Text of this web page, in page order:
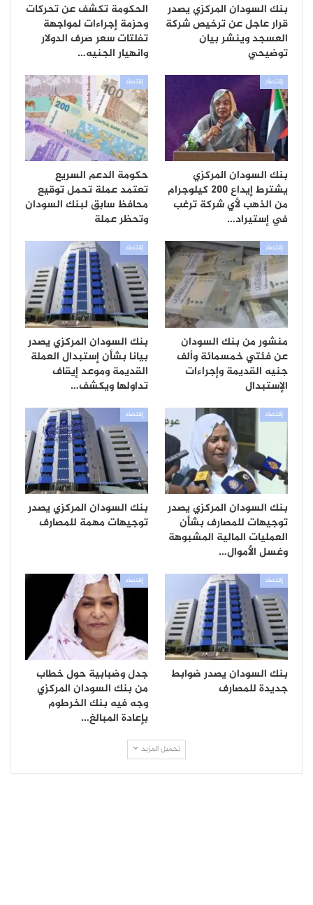
بنك السودان المركزي يصدر
قرار عاجل عن ترخيص شركة
العسجد وينشر بيان
توضيحي
الحكومة تكشف عن تحركات
وحزمة إجراءات لمواجهة
تفلتات سعر صرف الدولار
وانهيار الجنيه…
إقتصاد
بنك السودان المركزي
يشترط إيداع 200 كيلوجرام
من الذهب لأي شركة ترغب
في إستيراد…
إقتصاد
حكومة الدعم السريع
تعتمد عملة تحمل توقيع
محافظ سابق لبنك السودان
وتحظر عملة
إقتصاد
منشور من بنك السودان
عن فئتي خمسمائة وألف
جنيه القديمة وإجراءات
الإستبدال
إقتصاد
بنك السودان المركزي يصدر
بيانا بشأن إستبدال العملة
القديمة وموعد إيقاف
تداولها ويكشف…
إقتصاد
بنك السودان المركزي يصدر
توجيهات للمصارف بشأن
العمليات المالية المشبوهة
وغسل الأموال…
إقتصاد
بنك السودان المركزي يصدر
توجيهات مهمة للمصارف
إقتصاد
بنك السودان يصدر ضوابط
جديدة للمصارف
إقتصاد
جدل وضبابية حول خطاب
من بنك السودان المركزي
وجه فيه بنك الخرطوم
بإعادة المبالغ…
تحميل المزيد